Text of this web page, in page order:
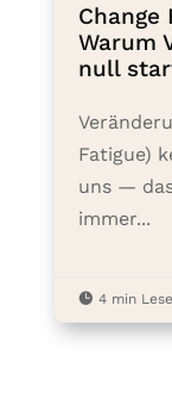
Change
Warum
null
Fatigue)
uns —
immer...
 4 min